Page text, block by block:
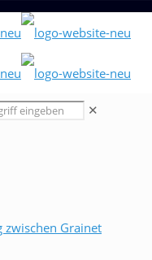
✕
zwischen Grainet